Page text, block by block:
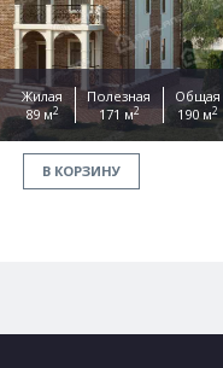
Жилая
89 м2
Полезная
171 м2
Общая
190 м2
В КОРЗИНУ